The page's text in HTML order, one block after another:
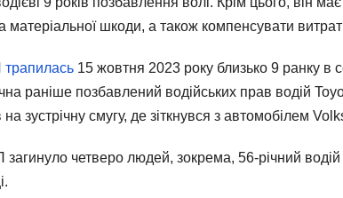
матеріальної шкоди, а також компенсувати
15 жовтня 2023 року близько 9 ранку в
раніше позбавлений водійських прав водій
зустрічну смугу, де зіткнувся з автомобілем
загинуло четверо людей, зокрема, 56-річний